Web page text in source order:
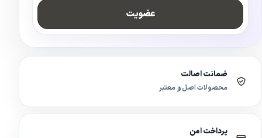
عضویت
ضمانت اصالت
محصولات اصل و معتبر
پرداخت امن